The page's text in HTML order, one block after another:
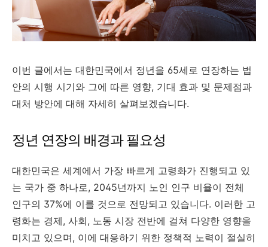
이번 글에서는 대한민국에서 정년을 65세로 연장하는 법
안의 시행 시기와 그에 따른 영향, 기대 효과 및 문제점과
대처 방안에 대해 자세히 살펴보겠습니다.
정년 연장의 배경과 필요성
대한민국은 세계에서 가장 빠르게 고령화가 진행되고 있
는 국가 중 하나로, 2045년까지 노인 인구 비율이 전체
인구의 37%에 이를 것으로 전망되고 있습니다. 이러한 고
령화는 경제, 사회, 노동 시장 전반에 걸쳐 다양한 영향을
미치고 있으며, 이에 대응하기 위한 정책적 노력이 절실히